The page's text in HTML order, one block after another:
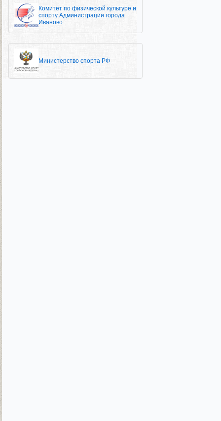
Комитет по физической культуре и
спорту Администрации города
Иваново
Министерство спорта РФ